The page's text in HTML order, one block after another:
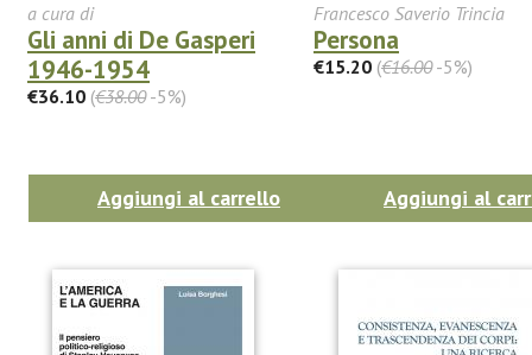
a cura di
Gli anni di De Gasperi
1946-1954
€36.10 (€38.00-5%)
Aggiungi al carrello
Francesco Saverio Trincia
Persona
€15.20 (€16.00-5%)
Aggiungi al